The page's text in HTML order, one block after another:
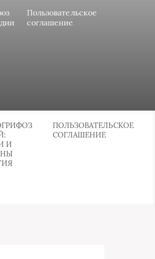
Пользовательское
соглашение
И
ПОЛЬЗОВАТЕЛЬСКОЕ
СОГЛАШЕНИЕ